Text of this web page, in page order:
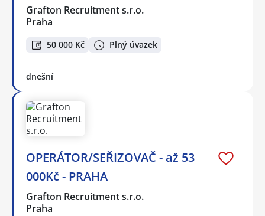
Grafton Recruitment s.r.o.
Praha
50 000 Kč Plný úvazek
dnešní
OPERÁTOR/SEŘIZOVAČ - až 53
000Kč - PRAHA
Grafton Recruitment s.r.o.
Praha